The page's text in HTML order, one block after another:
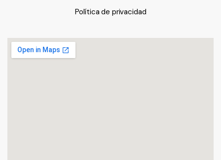
Política de privacidad